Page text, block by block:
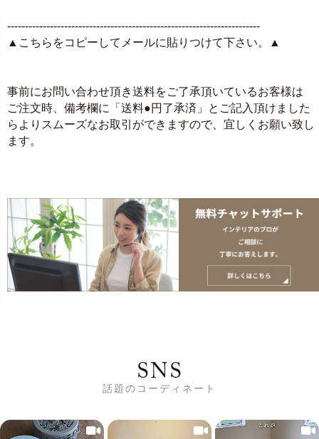
-----------------------------------------------------------------------
▲こちらをコピーしてメールに貼りつけて下さい。▲
事前にお問い合わせ頂き送料をご了承頂いているお客様は
ご注文時、備考欄に「送料●円了承済」とご記入頂けました
らよりスムーズなお取引ができますので、宜しくお願い致し
ます。
SNS
話題のコーディネート